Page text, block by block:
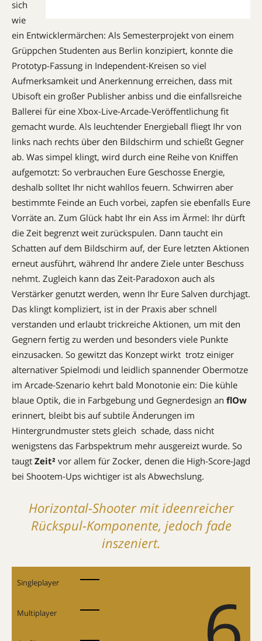
sich
wie
ein Entwicklermärchen: Als Semesterprojekt von einem
Grüppchen Studenten aus Berlin konzipiert, konnte die
Prototyp-Fassung in Independent-Kreisen so viel
Aufmerksamkeit und Anerkennung erreichen, dass mit
Ubisoft ein großer Publisher anbiss und die einfallsreiche
Ballerei für eine Xbox-Live-Arcade-Veröffentlichung fit
gemacht wurde. Als leuchtender Energieball fliegt Ihr von
links nach rechts über den Bildschirm und schießt Gegner
ab. Was simpel klingt, wird durch eine Reihe von Kniffen
aufgemotzt: So verbrauchen Eure Geschosse Energie,
deshalb solltet Ihr nicht wahllos feuern. Schwirren aber
bestimmte Feinde an Euch vorbei, zapfen sie ebenfalls Eure
Vorräte an. Zum Glück habt Ihr ein Ass im Ärmel: Ihr dürft
die Zeit begrenzt weit zurückspulen. Dann taucht ein
Schatten auf dem Bildschirm auf, der Eure letzten Aktionen
erneut ausführt, während Ihr andere Ziele unter Beschuss
nehmt. Zugleich kann das Zeit-Paradoxon auch als
Verstärker genutzt werden, wenn Ihr Eure Salven durchjagt.
Das klingt kompliziert, ist in der Praxis aber schnell
verstanden und erlaubt trickreiche Aktionen, um mit den
Gegnern fertig zu werden und besonders viele Punkte
einzusacken. So gewitzt das Konzept wirkt  trotz einiger
alternativer Spielmodi und leidlich spannender Obermotze
im Arcade-Szenario kehrt bald Monotonie ein: Die kühle
blaue Optik, die in Farbgebung und Gegnerdesign an flOw
erinnert, bleibt bis auf subtile Änderungen im
Hintergrundmuster stets gleich  schade, dass nicht
wenigstens das Farbspektrum mehr ausgereizt wurde. So
taugt Zeit² vor allem für Zocker, denen die High-Score-Jagd
bei Shootem-Ups wichtiger ist als Abwechslung.
Horizontal-Shooter mit ideenreicher
Rückspul-Komponente, jedoch fade
inszeniert.
Singleplayer
Multiplayer